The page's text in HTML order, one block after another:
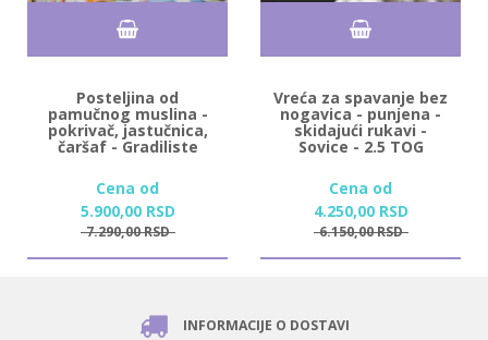
Posteljina od
pamučnog muslina -
pokrivač, jastučnica,
čaršaf - Gradiliste
Cena od
5.900,00 RSD
7.290,00RSD
Vreća za spavanje bez
nogavica - punjena -
skidajući rukavi -
Sovice - 2.5 TOG
Cena od
4.250,00 RSD
6.150,00RSD
INFORMACIJE O DOSTAVI